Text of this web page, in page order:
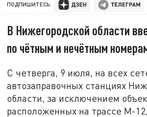
ПОДПИШИТЕСЬ:
В Нижегородской области
по чётным и нечётным
С четверга, 9 июля, на всех
автозаправочных станциях
области, за исключением
расположенных на трассе М-